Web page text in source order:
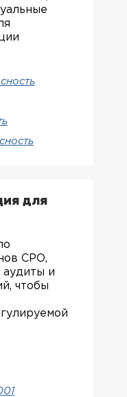
для
СРО,
аудиты и
чтобы